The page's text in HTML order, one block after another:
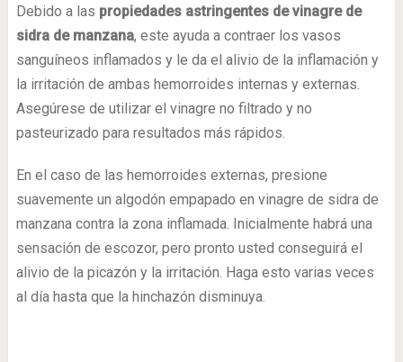
Debido a las propiedades astringentes de vinagre de
sidra de manzana, este ayuda a contraer los vasos
sanguíneos inflamados y le da el alivio de la inflamación y
la irritación de ambas hemorroides internas y externas.
Asegúrese de utilizar el vinagre no filtrado y no
pasteurizado para resultados más rápidos.
En el caso de las hemorroides externas, presione
suavemente un algodón empapado en vinagre de sidra de
manzana contra la zona inflamada. Inicialmente habrá una
sensación de escozor, pero pronto usted conseguirá el
alivio de la picazón y la irritación. Haga esto varias veces
al día hasta que la hinchazón disminuya.